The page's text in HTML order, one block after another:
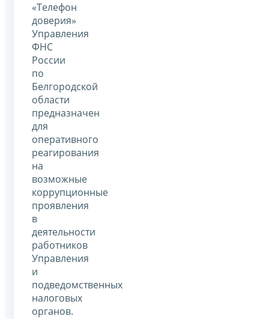
«Телефон
доверия»
Управления
ФНС
России
по
Белгородской
области
предназначен
для
оперативного
реагирования
на
возможные
коррупционные
проявления
в
деятельности
работников
Управления
и
подведомственных
налоговых
органов.